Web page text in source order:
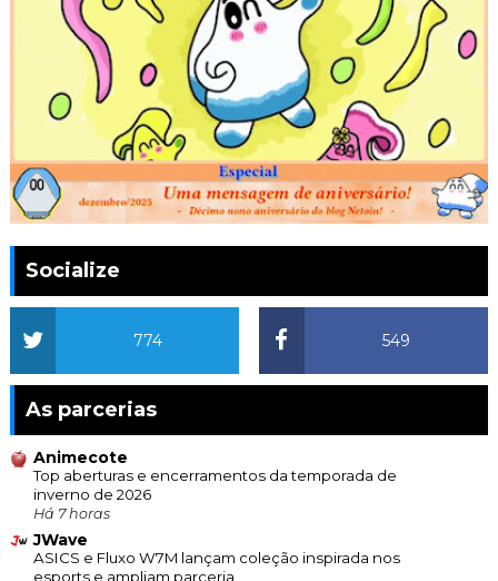
Socialize
549
774
As parcerias
Animecote
Top aberturas e encerramentos da temporada de
inverno de 2026
Há 7 horas
JWave
ASICS e Fluxo W7M lançam coleção inspirada nos
esports e ampliam parceria